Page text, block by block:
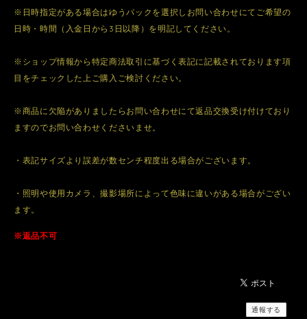
※日時指定がある場合はゆうパックを選択しお問い合わせにてご希望の
日時・時間（入金日から3日以降）を明記してください。
※ショップ情報から特定商法取引に基づく表記に記載されております項
目をチェックした上ご購入ご検討ください。
※商品に欠陥がありましたらお問い合わせにて返品交換受け付けており
ますのでお問い合わせくださいませ。
・表記サイズより誤差が数センチ程度出る場合がございます。
・照明や使用カメラ、撮影場所によって色味に違いがある場合がござい
ます。
※返品不可
通報する